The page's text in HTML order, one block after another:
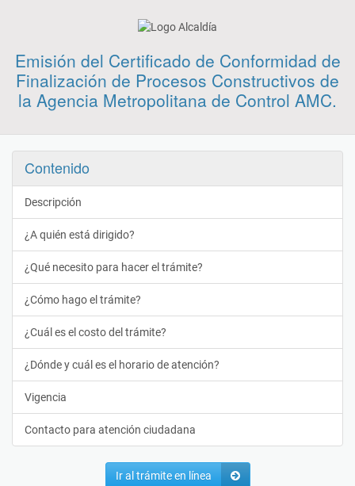
Emisión del Certificado de Conformidad de
Finalización de Procesos Constructivos de
la Agencia Metropolitana de Control AMC.
Contenido
Descripción
¿A quién está dirigido?
¿Qué necesito para hacer el trámite?
¿Cómo hago el trámite?
¿Cuál es el costo del trámite?
¿Dónde y cuál es el horario de atención?
Vigencia
Contacto para atención ciudadana
Ir al trámite en línea